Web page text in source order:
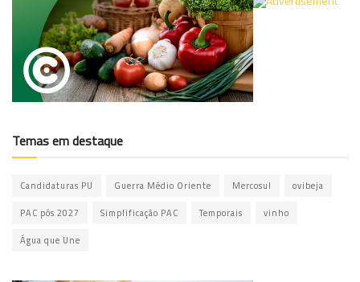
Temas em destaque
Candidaturas PU Guerra Médio Oriente Mercosul ovibeja
PAC pós 2027 Simplificação PAC Temporais vinho
Água que Une